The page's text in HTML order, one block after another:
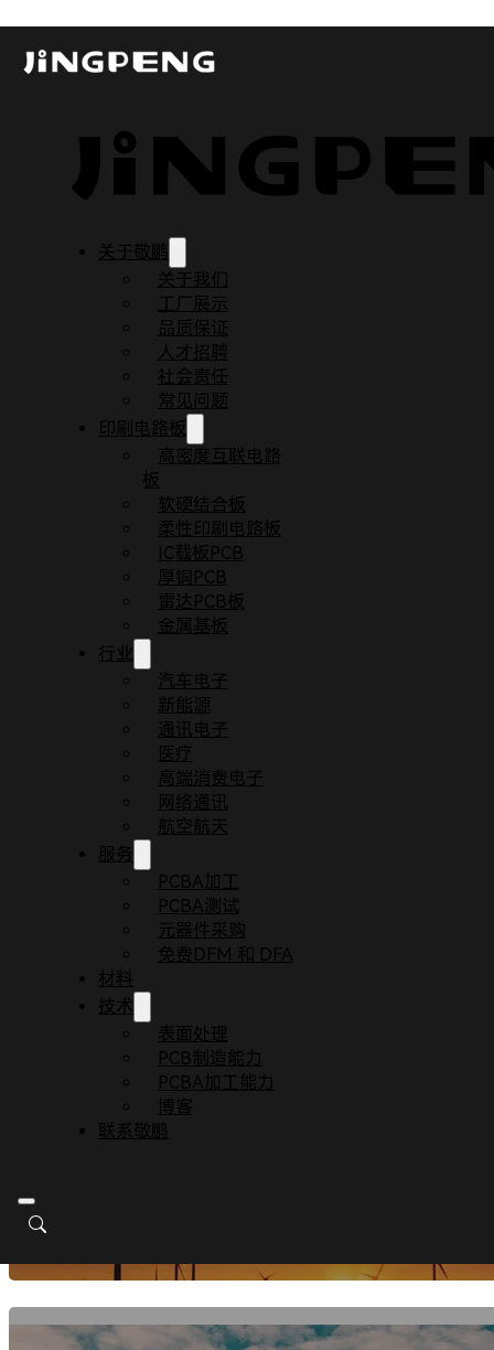
关于敬鹏
关于我们
工厂展示
品质保证
人才招聘
社会责任
常见问题
印刷电路板
高密度互联电路
板
软硬结合板
柔性印刷电路板
IC载板PCB
厚铜PCB
雷达PCB板
金属基板
行业
汽车电子
新能源
通讯电子
医疗
高端消费电子
网络通讯
航空航天
服务
PCBA加工
PCBA测试
元器件采购
免费DFM 和 DFA
材料
技术
表面处理
PCB制造能力
PCBA加工能力
博客
联系敬鹏
行业解决方案
汽车照明、电动汽车充电站、汽车仪表、电源转换器、
血压监测仪、X射线和断层扫描设备、心率监测仪、血糖
解决方案
新能源
UPS电源、备用电源、能源管理系统、电能质量分析仪